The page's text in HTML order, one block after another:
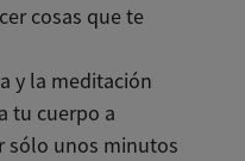
cosas que te
y la meditación
tu cuerpo a
sólo unos minutos